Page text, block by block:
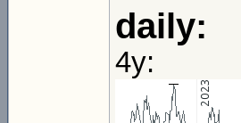
daily:
4y: